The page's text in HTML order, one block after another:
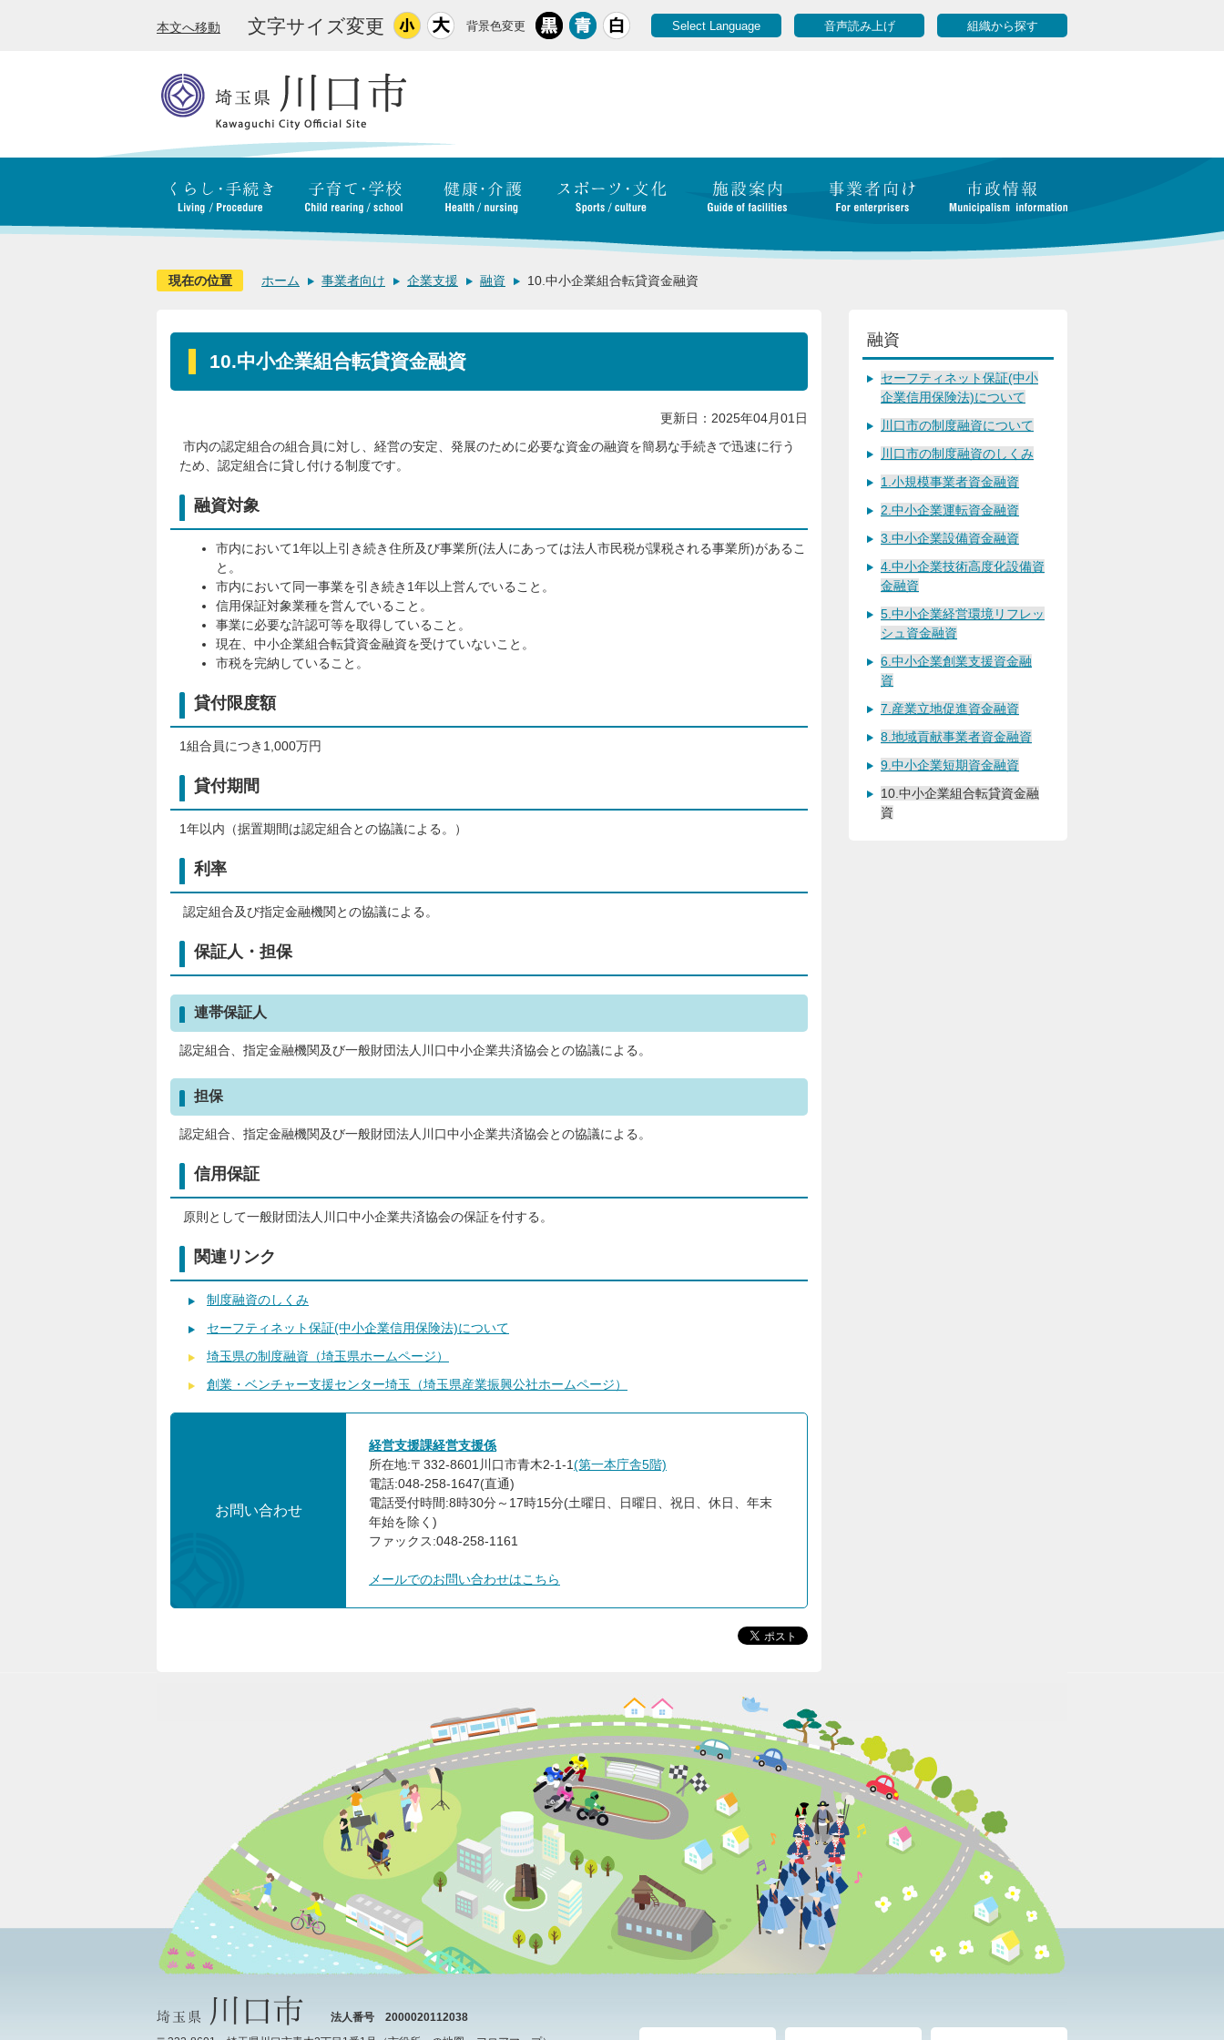
本文へ移動 文字サイズ変更 背景色変更 Select Language 音声読み上げ 組織から探す
現在の位置 ホーム 事業者向け 企業支援 融資 10.中小企業組合転貸資金融資
10.中小企業組合転貸資金融資
更新日：2025年04月01日
市内の認定組合の組合員に対し、経営の安定、発展のために必要な資金の融資を簡易な手続きで迅速に行う
ため、認定組合に貸し付ける制度です。
融資対象
市内において1年以上引き続き住所及び事業所(法人にあっては法人市民税が課税される事業所)があるこ
と。
市内において同一事業を引き続き1年以上営んでいること。
信用保証対象業種を営んでいること。
事業に必要な許認可等を取得していること。
現在、中小企業組合転貸資金融資を受けていないこと。
市税を完納していること。
貸付限度額
1組合員につき1,000万円
貸付期間
1年以内（据置期間は認定組合との協議による。）
利率
認定組合及び指定金融機関との協議による。
保証人・担保
連帯保証人
認定組合、指定金融機関及び一般財団法人川口中小企業共済協会との協議による。
担保
認定組合、指定金融機関及び一般財団法人川口中小企業共済協会との協議による。
信用保証
原則として一般財団法人川口中小企業共済協会の保証を付する。
関連リンク
制度融資のしくみ
セーフティネット保証(中小企業信用保険法)について
埼玉県の制度融資（埼玉県ホームページ）
創業・ベンチャー支援センター埼玉（埼玉県産業振興公社ホームページ）
お問い合わせ
経営支援課経営支援係
所在地:〒332-8601川口市青木2-1-1(第一本庁舎5階)
電話:048-258-1647(直通)
電話受付時間:8時30分～17時15分(土曜日、日曜日、祝日、休日、年末
年始を除く)
ファックス:048-258-1161
メールでのお問い合わせはこちら
融資
セーフティネット保証(中小
企業信用保険法)について
川口市の制度融資について
川口市の制度融資のしくみ
1.小規模事業者資金融資
2.中小企業運転資金融資
3.中小企業設備資金融資
4.中小企業技術高度化設備資
金融資
5.中小企業経営環境リフレッ
シュ資金融資
6.中小企業創業支援資金融
資
7.産業立地促進資金融資
8.地域貢献事業者資金融資
9.中小企業短期資金融資
10.中小企業組合転貸資金融
資
法人番号 2000020112038